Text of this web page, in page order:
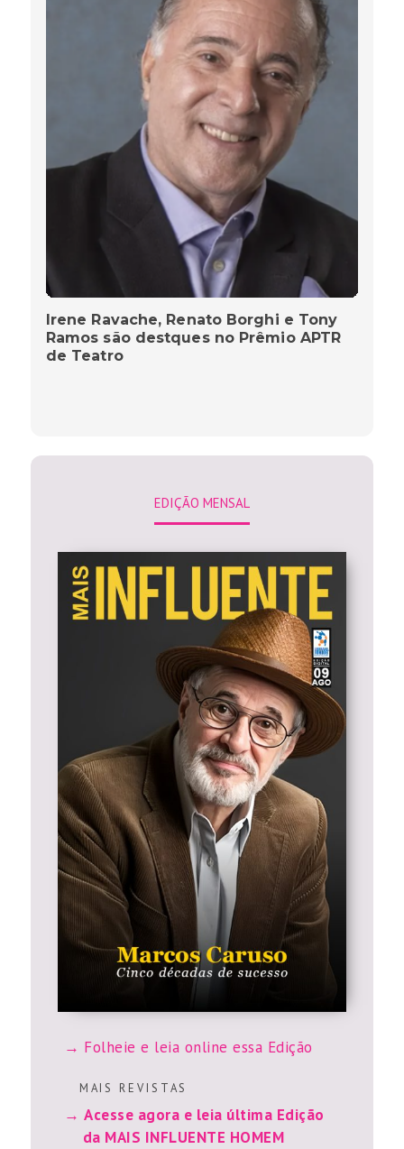
Irene Ravache, Renato Borghi e Tony
Ramos são destques no Prêmio APTR
de Teatro
EDIÇÃO MENSAL
Folheie e leia online essa Edição
M A I S R E V I S T A S
Acesse agora e leia última Edição
da MAIS INFLUENTE HOMEM